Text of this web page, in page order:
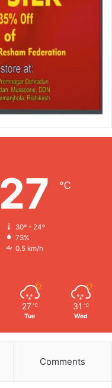
27 ℃
30º - 24º
73%
0.5 km/h
27 ℃
Tue
31 ℃
Wed
Comments